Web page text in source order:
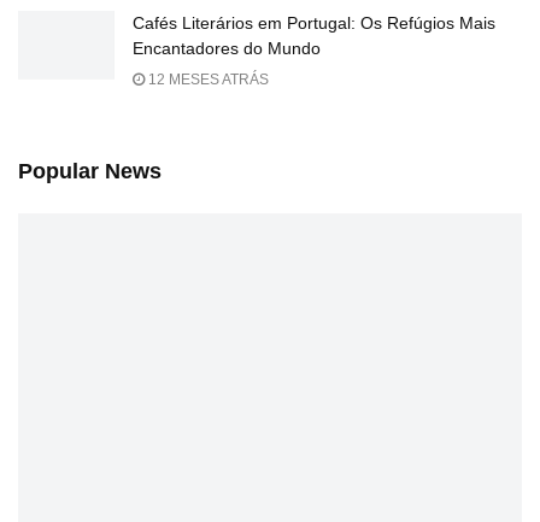
Cafés Literários em Portugal: Os Refúgios Mais
Encantadores do Mundo
12 MESES ATRÁS
Popular News